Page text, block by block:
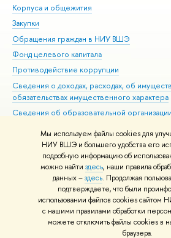
Мы используем файлы cookies для
НИУ ВШЭ и большего удобства его
подробную информацию об
можно найти здесь, наши правила
данных –здесь. Продолжая
подтверждаете, что были
использовании файлов cookies
с нашими правилами обработки
можете отключить файлы cookies в
браузера.
Корпуса и общежития
Закупки
Обращения граждан в НИУ ВШЭ
Фонд целевого капитала
Противодействие коррупции
Сведения о доходах, расходах, об
обязательствах имущественного характера
Сведения об образовательной организации
Людям с ограниченными возможностями
Единая платежная страница
Работа в Вышке
© НИУ ВШЭ 1993–2026 Адреса и контакты
материалов Политика конфиденциальности
Шрифты HSE Sans и HSE Slab разработаны в